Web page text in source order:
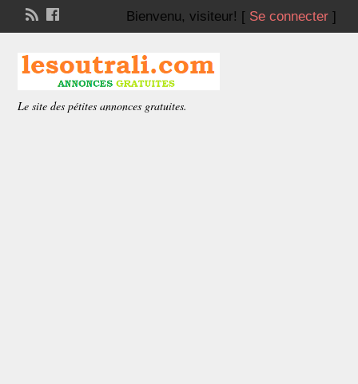
Bienvenu, visiteur! [ Se connecter]
Le site des pétites annonces gratuites.